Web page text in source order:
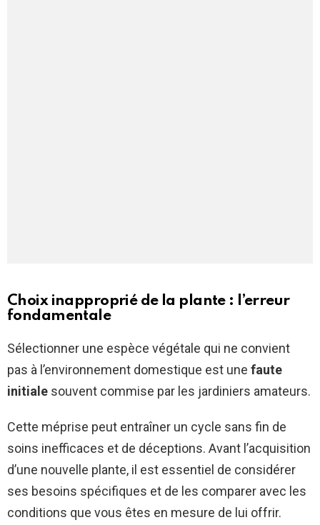
Choix inapproprié de la plante : l’erreur
fondamentale
Sélectionner une espèce végétale qui ne convient
pas à l’environnement domestique est une faute
initiale souvent commise par les jardiniers amateurs.
Cette méprise peut entraîner un cycle sans fin de
soins inefficaces et de déceptions. Avant l’acquisition
d’une nouvelle plante, il est essentiel de considérer
ses besoins spécifiques et de les comparer avec les
conditions que vous êtes en mesure de lui offrir.